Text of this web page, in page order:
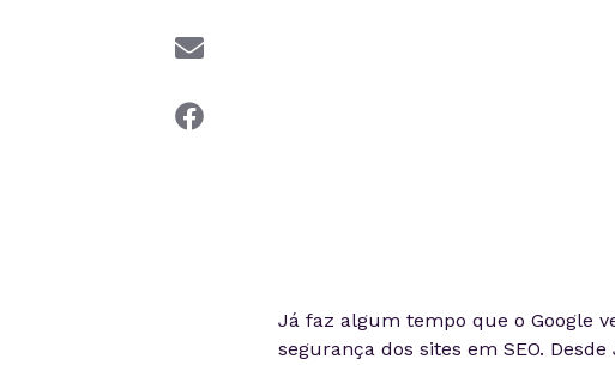
Já faz algum tempo que o Google
segurança dos sites em SEO.